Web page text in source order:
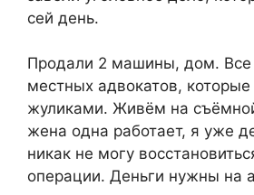
сей день.
Продали 2 машины, дом. Все
местных адвокатов, которые
жуликами. Живём на
жена одна работает, я уже
никак не могу
операции. Деньги нужны на